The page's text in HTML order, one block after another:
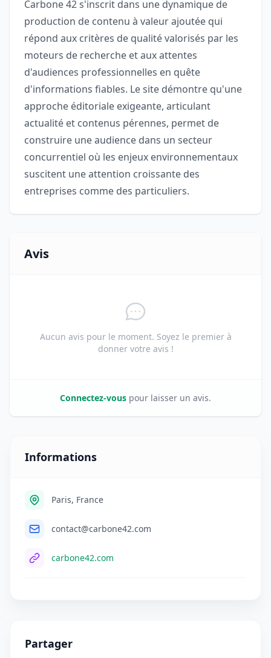
Carbone 42 s'inscrit dans une dynamique de
production de contenu à valeur ajoutée qui
répond aux critères de qualité valorisés par les
moteurs de recherche et aux attentes
d'audiences professionnelles en quête
d'informations fiables. Le site démontre qu'une
approche éditoriale exigeante, articulant
actualité et contenus pérennes, permet de
construire une audience dans un secteur
concurrentiel où les enjeux environnementaux
suscitent une attention croissante des
entreprises comme des particuliers.
Avis
Aucun avis pour le moment. Soyez le premier à
donner votre avis !
Connectez-vous pour laisser un avis.
Informations
Paris, France
contact@carbone42.com
carbone42.com
Partager